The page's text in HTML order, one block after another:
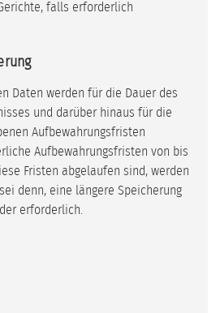
falls erforderlich
Daten werden für die Dauer des
und darüber hinaus für die
Aufbewahrungsfristen
Aufbewahrungsfristen von bis
Fristen abgelaufen sind, werden
denn, eine längere Speicherung
erforderlich.